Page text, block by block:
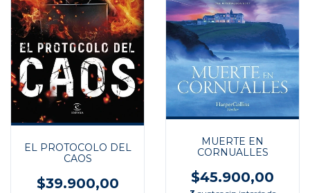
EL PROTOCOLO DEL
CAOS
$39.900,00
MUERTE EN
CORNUALLES
$45.900,00